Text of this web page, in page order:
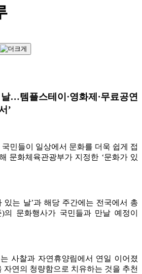
…템플스테이·영화제·무료공연
’
민들이 일상에서 문화를 더욱 쉽게 접
문화체육관광부가 지정한 ‘문화가 있
있는 날’과 해당 주간에는 전국에서 총
)의 문화행사가 국민들과 만날 예정이
사찰과 자연휴양림에서 연일 이어졌
자연의 청량함으로 치유하는 것을 추천